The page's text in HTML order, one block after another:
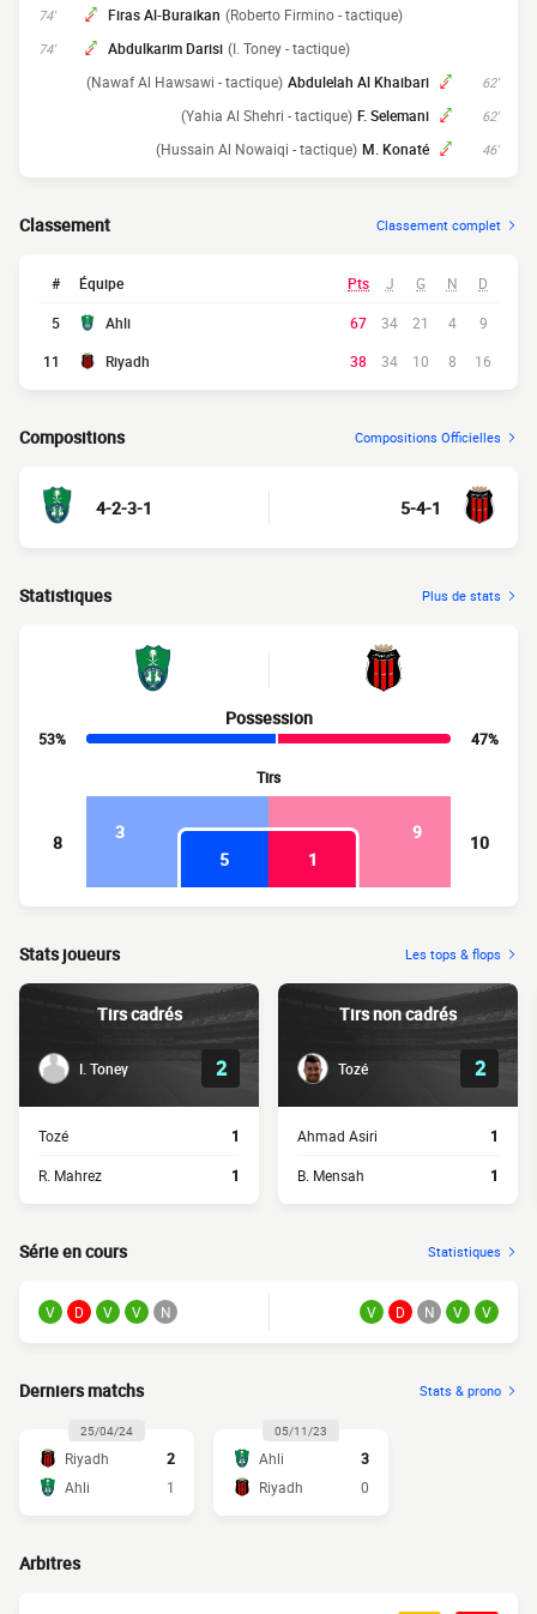
74' Firas Al-Buraikan (Roberto Firmino - tactique)
74' Abdulkarim Darisi (I. Toney - tactique)
62'
Abdulelah Al Khaibari
(Nawaf Al Hawsawi - tactique)
62'
F. Selemani
(Yahia Al Shehri - tactique)
46'
M. Konaté
(Hussain Al Nowaiqi - tactique)
Classement Classement complet
# Équipe Pts J G N D
5 Ahli 67 34 21 4
9
11
Riyadh 38 34 10 8 16
Compositions Compositions Officielles
4-2-3-1 5-4-1
Statistiques Plus de stats
Possession
53%
47%
Tirs
8 3
9
5
1
10
Stats joueurs Les tops & flops
Tirs cadrés
I. Toney 2
Tozé 1
R. Mahrez 1
Tirs non cadrés
Tozé 2
Ahmad Asiri 1
B. Mensah 1
Série en cours Statistiques
V D V V N V D N V V
Derniers matchs Stats & prono
25/04/24
Riyadh
2
Ahli
1
05/11/23
Ahli
3
Riyadh
0
Arbitres